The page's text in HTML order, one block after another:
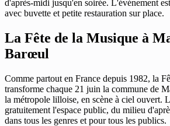
d'après-midi jusqu'en soirée. L'événement est
avec buvette et petite restauration sur place.
La Fête de la Musique à
Barœul
Comme partout en France depuis 1982, la
transforme chaque 21 juin la commune de
la métropole lilloise, en scène à ciel ouvert.
gratuitement l'espace public, du milieu
dans tous les genres et pour tous les publics.